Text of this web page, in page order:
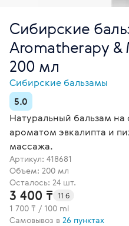
Сибирские
Aromatherapy &
200 мл
Сибирские бальзамы
5.0
Натуральный бальзам
ароматом эвкалипта и
массажа.
Артикул: 418681
Объем: 200 мл
Осталось: 24 шт.
3 400 ₸ 11 б
1 700 ₸ / 100 ml
Самовывоз в 26 пунктах